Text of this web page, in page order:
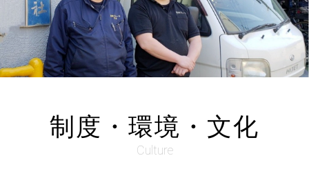
制度・環境・文化
Culture